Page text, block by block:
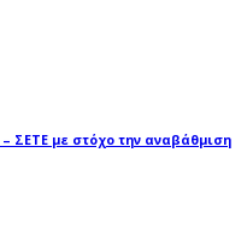
ΣΕΤΕ με στόχο την αναβάθμιση